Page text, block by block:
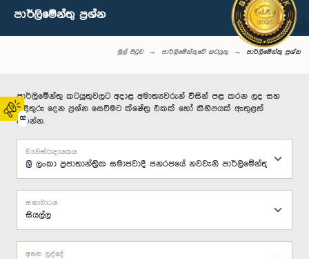
02
පාර්ලි‌මේන්තු‌ ප්‍රශ්න
මුල් පිටුව පාර්ලිමේන්තුවේ කටයුතු පාර්ලි‌මේන්තු‌ ප්‍රශ්න
පාර්ලිමේන්තු කටයුතුවලට අදාළ අමාත්‍යවරුන් විසින් පළ කරන ලද සහ
පිළිතුරු දෙන ප්‍රශ්න සෙවීමට ක්ෂේත්‍ර එකක් හෝ කිහිපයක් ඇතුළත්
කරන්න.
ව්‍යවස්ථාදායකය
සභාවාරය
අසන ලද්දේ